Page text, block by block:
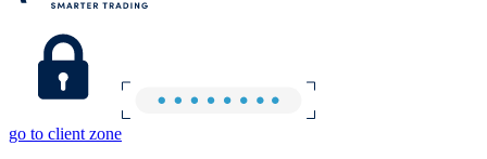
go to client zone